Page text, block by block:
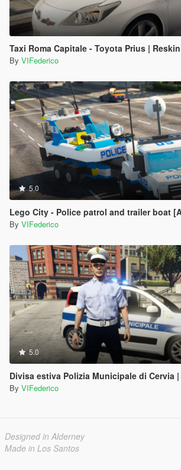
Taxi Roma Capitale - Toyota Prius | Reskin
By VIFederico
5.0
Lego City - Police patrol and trailer boat [Add-
By VIFederico
5.0
Divisa estiva Polizia Municipale di Cervia | Emilia
By VIFederico
Designed in Alderney
Made in Los Santos